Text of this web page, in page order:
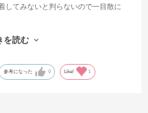
してみないと判らないので一目散に
を読む
参考になった 0 Like! 1